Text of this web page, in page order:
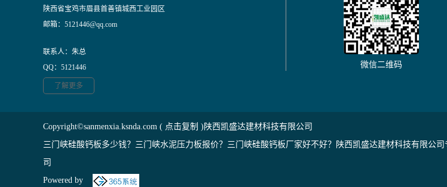
陕西省宝鸡市眉县首善镇城西工业园区
邮箱：5121446@qq.com
联系人：朱总
QQ：5121446
了解更多
微信二维码
Copyright©sanmenxia.ksnda.com ( 点击复制 )陕西凯盛达建材科技有限公司
三门峡硅酸钙板多少钱？三门峡水泥压力板报价？三门峡硅酸钙板厂家好不好？陕西凯盛达建材科技有限公
司
Powered by